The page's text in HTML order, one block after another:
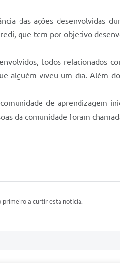
das ações desenvolvidas
que tem por objetivo
todos relacionados
alguém viveu um dia. Além
de aprendizagem
da comunidade foram
primeiro a curtir esta notícia.